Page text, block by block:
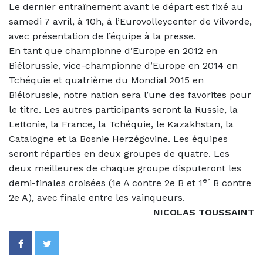
Le dernier entraînement avant le départ est fixé au
samedi 7 avril, à 10h, à l’Eurovolleycenter de Vilvorde,
avec présentation de l’équipe à la presse.
En tant que championne d’Europe en 2012 en
Biélorussie, vice-championne d’Europe en 2014 en
Tchéquie et quatrième du Mondial 2015 en
Biélorussie, notre nation sera l’une des favorites pour
le titre. Les autres participants seront la Russie, la
Lettonie, la France, la Tchéquie, le Kazakhstan, la
Catalogne et la Bosnie Herzégovine. Les équipes
seront réparties en deux groupes de quatre. Les
deux meilleures de chaque groupe disputeront les
demi-finales croisées (1e A contre 2e B et 1 er B contre
2e A), avec finale entre les vainqueurs.
NICOLAS TOUSSAINT